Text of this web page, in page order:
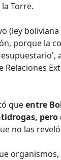
Torre.
(ley
porque la
Relaciones
queentre
no las